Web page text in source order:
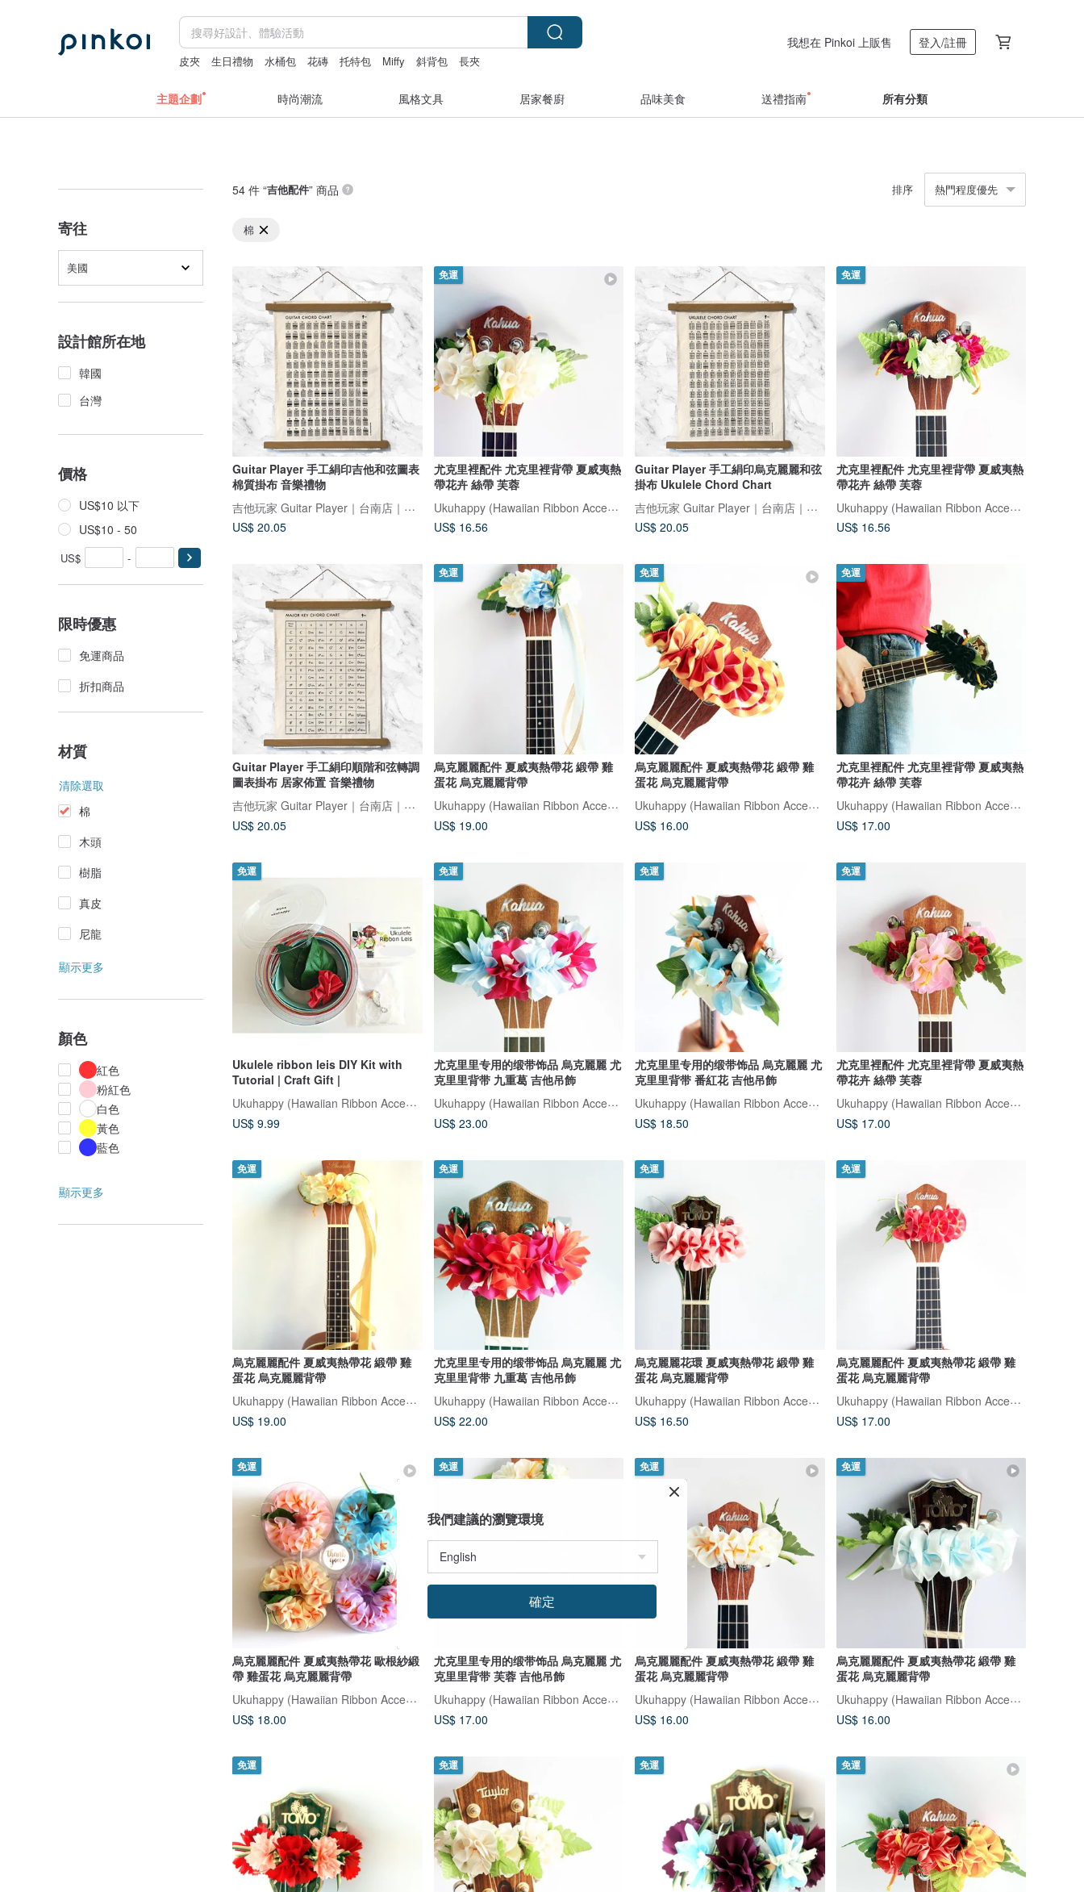
皮夾 生日禮物 水桶包 花磚 托特包 Miffy 斜背包 長夾
我想在 Pinkoi 上販售 登入/註冊
主題企劃 時尚潮流 風格文具 居家餐廚 品味美食 送禮指南 所有分類
寄往
美國
設計館所在地
韓國
台灣
價格
US$10 以下
US$10 - 50
US$ -
限時優惠
免運商品
折扣商品
材質
清除選取
棉
木頭
樹脂
真皮
尼龍
顯示更多
顏色
紅色
粉紅色
白色
黃色
藍色
顯示更多
54 件 “吉他配件” 商品 排序 熱門程度優先
棉
Guitar Player 手工絹印吉他和弦圖表
棉質掛布 音樂禮物
吉他玩家 Guitar Player｜台南店｜臺灣原創民謠吉他設計品牌
US$ 20.05
免運
尤克里裡配件 尤克里裡背帶 夏威夷熱
帶花卉 絲帶 芙蓉
Ukuhappy (Hawaiian Ribbon Accessory)
US$ 16.56
Guitar Player 手工絹印烏克麗麗和弦
掛布 Ukulele Chord Chart
吉他玩家 Guitar Player｜台南店｜臺灣原創民謠吉他設計品牌
US$ 20.05
免運
尤克里裡配件 尤克里裡背帶 夏威夷熱
帶花卉 絲帶 芙蓉
Ukuhappy (Hawaiian Ribbon Accessory)
US$ 16.56
Guitar Player 手工絹印順階和弦轉調
圖表掛布 居家佈置 音樂禮物
吉他玩家 Guitar Player｜台南店｜臺灣原創民謠吉他設計品牌
US$ 20.05
免運
烏克麗麗配件 夏威夷熱帶花 緞帶 雞
蛋花 烏克麗麗背帶
Ukuhappy (Hawaiian Ribbon Accessory)
US$ 19.00
免運
烏克麗麗配件 夏威夷熱帶花 緞帶 雞
蛋花 烏克麗麗背帶
Ukuhappy (Hawaiian Ribbon Accessory)
US$ 16.00
免運
尤克里裡配件 尤克里裡背帶 夏威夷熱
帶花卉 絲帶 芙蓉
Ukuhappy (Hawaiian Ribbon Accessory)
US$ 17.00
免運
Ukulele ribbon leis DIY Kit with
Tutorial | Craft Gift |
Ukuhappy (Hawaiian Ribbon Accessory)
US$ 9.99
免運
尤克里里专用的缎带饰品 烏克麗麗 尤
克里里背带 九重葛 吉他吊飾
Ukuhappy (Hawaiian Ribbon Accessory)
US$ 23.00
免運
尤克里里专用的缎带饰品 烏克麗麗 尤
克里里背带 番紅花 吉他吊飾
Ukuhappy (Hawaiian Ribbon Accessory)
US$ 18.50
免運
尤克里裡配件 尤克里裡背帶 夏威夷熱
帶花卉 絲帶 芙蓉
Ukuhappy (Hawaiian Ribbon Accessory)
US$ 17.00
免運
烏克麗麗配件 夏威夷熱帶花 緞帶 雞
蛋花 烏克麗麗背帶
Ukuhappy (Hawaiian Ribbon Accessory)
US$ 19.00
免運
尤克里里专用的缎带饰品 烏克麗麗 尤
克里里背带 九重葛 吉他吊飾
Ukuhappy (Hawaiian Ribbon Accessory)
US$ 22.00
免運
烏克麗麗花環 夏威夷熱帶花 緞帶 雞
蛋花 烏克麗麗背帶
Ukuhappy (Hawaiian Ribbon Accessory)
US$ 16.50
免運
烏克麗麗配件 夏威夷熱帶花 緞帶 雞
蛋花 烏克麗麗背帶
Ukuhappy (Hawaiian Ribbon Accessory)
US$ 17.00
免運
烏克麗麗配件 夏威夷熱帶花 歐根紗緞
帶 雞蛋花 烏克麗麗背帶
Ukuhappy (Hawaiian Ribbon Accessory)
US$ 18.00
免運
尤克里里专用的缎带饰品 烏克麗麗 尤
克里里背带 芙蓉 吉他吊飾
Ukuhappy (Hawaiian Ribbon Accessory)
US$ 17.00
免運
烏克麗麗配件 夏威夷熱帶花 緞帶 雞
蛋花 烏克麗麗背帶
Ukuhappy (Hawaiian Ribbon Accessory)
US$ 16.00
免運
烏克麗麗配件 夏威夷熱帶花 緞帶 雞
蛋花 烏克麗麗背帶
Ukuhappy (Hawaiian Ribbon Accessory)
US$ 16.00
免運 免運 免運 免運
我們建議的瀏覽環境
確定